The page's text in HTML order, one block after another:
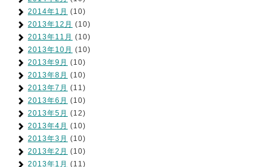
2014年1月 (10)
2013年12月 (10)
2013年11月 (10)
2013年10月 (10)
2013年9月 (10)
2013年8月 (10)
2013年7月 (11)
2013年6月 (10)
2013年5月 (12)
2013年4月 (10)
2013年3月 (10)
2013年2月 (10)
2013年1月 (11)